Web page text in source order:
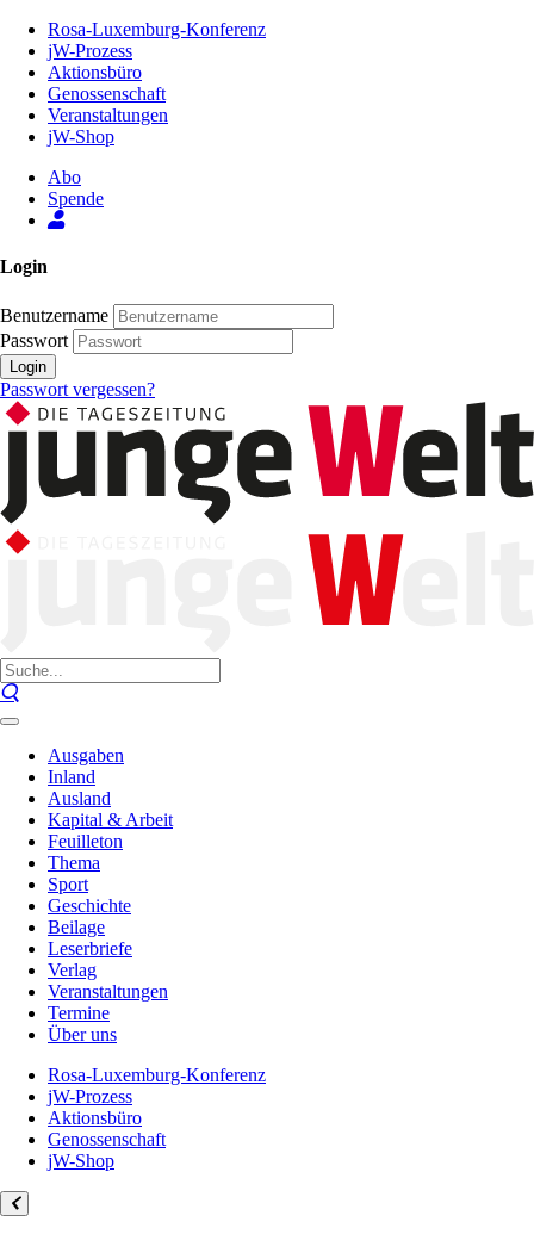
Inhalt
Seite
Rosa-Luxemburg-Konferenz
jW-Prozess
Aktionsbüro
Genossenschaft
Veranstaltungen
jW-Shop
Abo
Spende
Login
Benutzername
Passwort
Login
Passwort vergessen?
Ausgaben
Inland
Ausland
Kapital & Arbeit
Feuilleton
Thema
Sport
Geschichte
Beilage
Leserbriefe
Verlag
Veranstaltungen
Termine
Über uns
Rosa-Luxemburg-Konferenz
jW-Prozess
Aktionsbüro
Genossenschaft
jW-Shop